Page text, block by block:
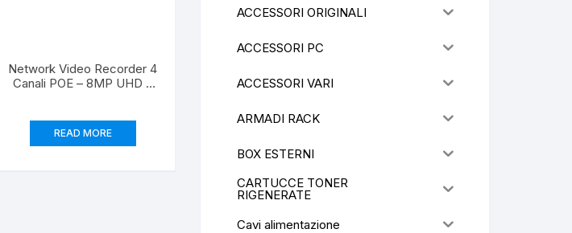
Network Video Recorder 4
Canali POE – 8MP UHD –
READ MORE
ACCESSORI ORIGINALI
ACCESSORI PC
ACCESSORI VARI
ARMADI RACK
BOX ESTERNI
CARTUCCE TONER
RIGENERATE
Cavi alimentazione